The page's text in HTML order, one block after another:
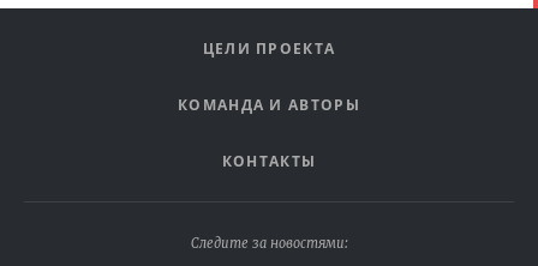
ЦЕЛИ ПРОЕКТА
КОМАНДА И АВТОРЫ
КОНТАКТЫ
Следите за новостями: